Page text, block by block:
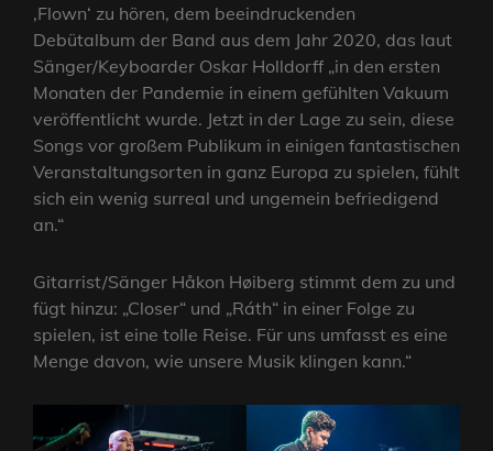
‚Flown‘ zu hören, dem beeindruckenden
Debütalbum der Band aus dem Jahr 2020, das laut
Sänger/Keyboarder Oskar Holldorff „in den ersten
Monaten der Pandemie in einem gefühlten Vakuum
veröffentlicht wurde. Jetzt in der Lage zu sein, diese
Songs vor großem Publikum in einigen fantastischen
Veranstaltungsorten in ganz Europa zu spielen, fühlt
sich ein wenig surreal und ungemein befriedigend
an.“
Gitarrist/Sänger Håkon Høiberg stimmt dem zu und
fügt hinzu: „Closer“ und „Ráth“ in einer Folge zu
spielen, ist eine tolle Reise. Für uns umfasst es eine
Menge davon, wie unsere Musik klingen kann.“